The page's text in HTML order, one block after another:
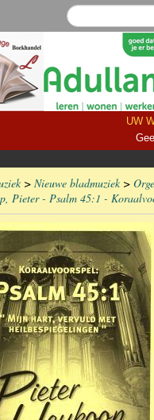
UW
> Nieuwe bladmuziek>
Pieter - Psalm 45:1 -